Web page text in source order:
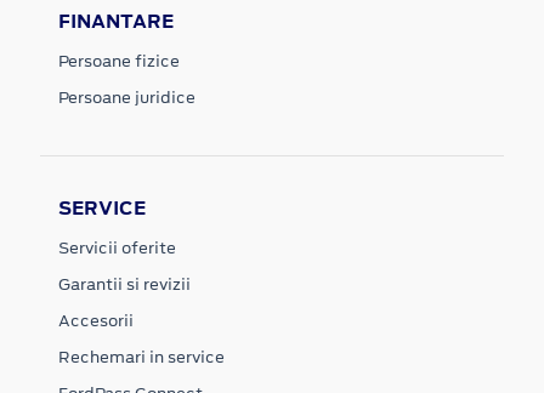
FINANTARE
Persoane fizice
Persoane juridice
SERVICE
Servicii oferite
Garantii si revizii
Accesorii
Rechemari in service